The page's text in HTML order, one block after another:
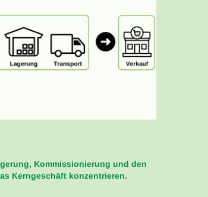
Kommissionierung und den
Kerngeschäft konzentrieren.